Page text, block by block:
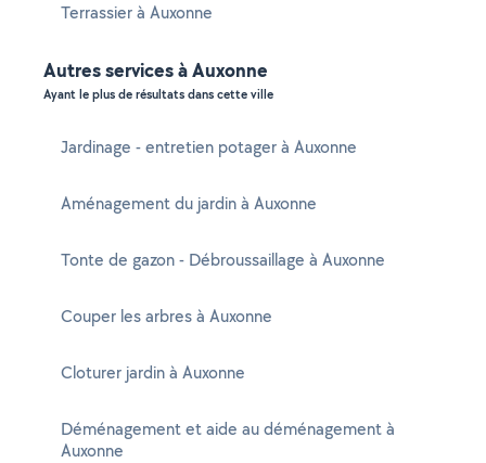
Terrassier à Auxonne
Autres services à Auxonne
Ayant le plus de résultats dans cette ville
Jardinage - entretien potager à Auxonne
Aménagement du jardin à Auxonne
Tonte de gazon - Débroussaillage à Auxonne
Couper les arbres à Auxonne
Cloturer jardin à Auxonne
Déménagement et aide au déménagement à
Auxonne